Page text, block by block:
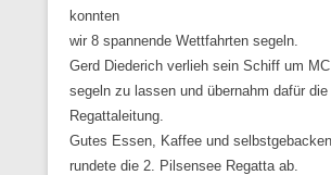
konnten
wir 8 spannende Wettfahrten segeln.
Gerd Diederich verlieh sein Schiff um
segeln zu lassen und übernahm dafür die
Regattaleitung.
Gutes Essen, Kaffee und
rundete die 2. Pilsensee Regatta ab.